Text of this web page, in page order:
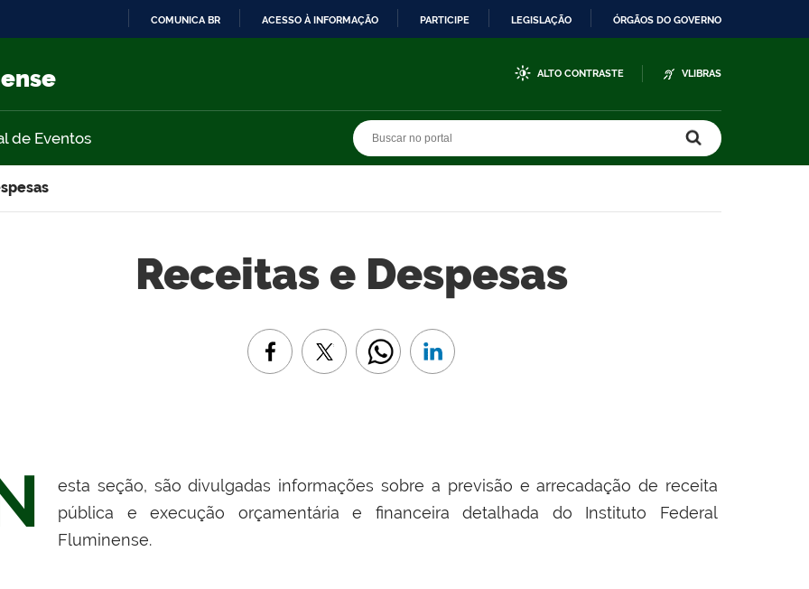
COMUNICA BR ACESSO À INFORMAÇÃO PARTICIPE LEGISLAÇÃO ÓRGÃOS DO GOVERNO
ALTO CONTRASTE VLIBRAS
de Eventos
Receitas e Despesas
esta seção, são divulgadas informações sobre a previsão e arrecadação de receita
pública e execução orçamentária e financeira detalhada do Instituto Federal
Fluminense.